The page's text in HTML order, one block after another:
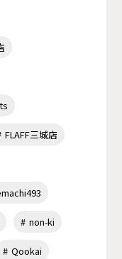
FLAFF三城店
non-ki
Qookai